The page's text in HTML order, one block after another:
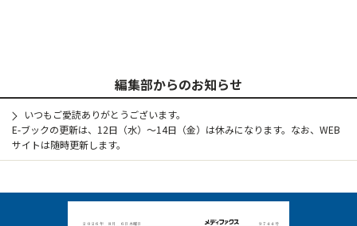
編集部からのお知らせ
いつもご愛読ありがとうございます。
E-ブックの更新は、12日（水）～14日（金）は休みになります。なお、WEB
サイトは随時更新します。